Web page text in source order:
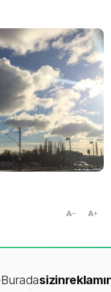
A A
Buradasizin